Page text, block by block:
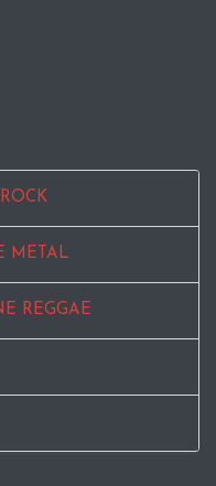
METAL
REGGAE